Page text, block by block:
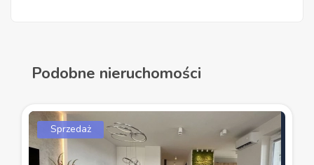
Podobne nieruchomości
Sprzedaż